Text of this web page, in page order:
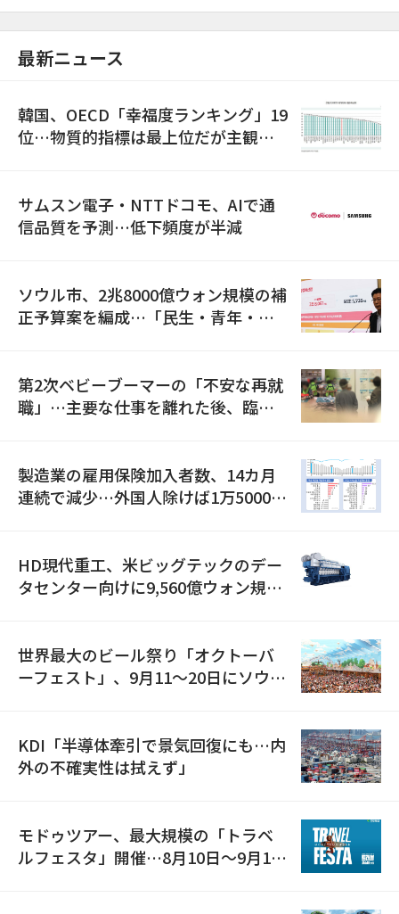
最新ニュース
韓国、OECD「幸福度ランキング」19
位…物質的指標は最上位だが主観的
サムスン電子・NTTドコモ、AIで通
信品質を予測…低下頻度が半減
ソウル市、2兆8000億ウォン規模の補
正予算案を編成…「民生・青年・安
第2次ベビーブーマーの「不安な再就
職」…主要な仕事を離れた後、臨時
製造業の雇用保険加入者数、14カ月
連続で減少…外国人除けば1万5000人
HD現代重工、米ビッグテックのデー
タセンター向けに9,560億ウォン規模
世界最大のビール祭り「オクトーバ
ーフェスト」、9月11〜20日にソウル
KDI「半導体牽引で景気回復にも…内
外の不確実性は拭えず」
モドゥツアー、最大規模の「トラベ
ルフェスタ」開催…8月10日～9月11